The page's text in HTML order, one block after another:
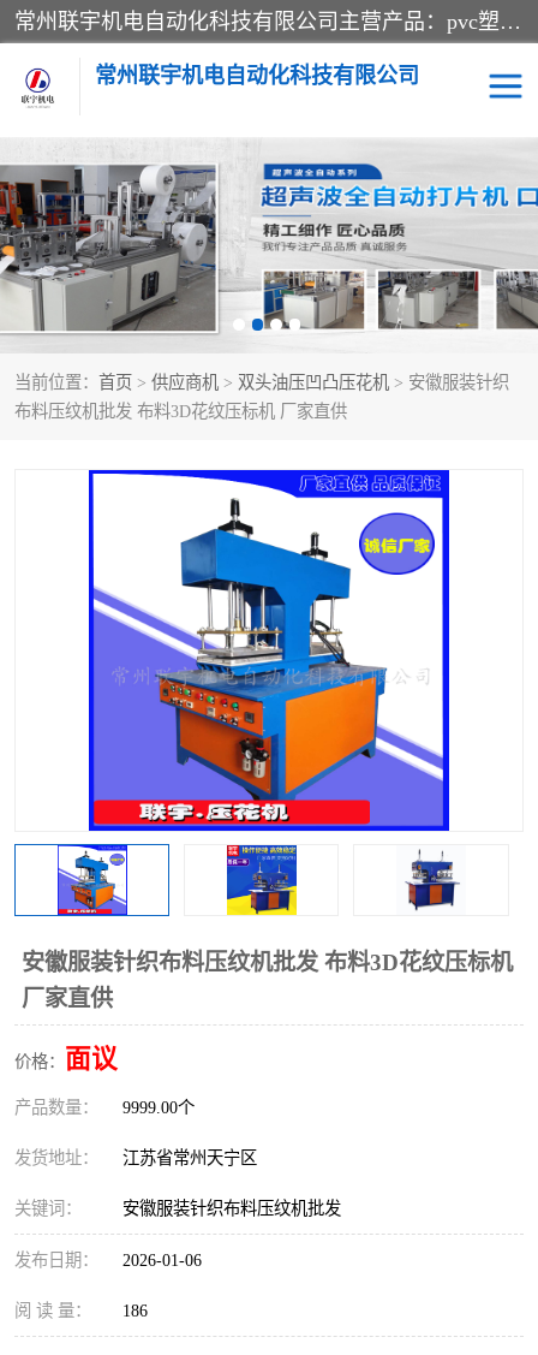
常州联宇机电自动化科技有限公司主营产品：pvc塑料焊机、高频热合机、软膜天花压边机、服装布料凹凸压花机、布料3d压印设备、服装植胶设备、超声波布料花边机、无纺布热合机、全自动压花机。
常州联宇机电自动化科技有限公司
当前位置： 首页 > 供应商机 > 双头油压凹凸压花机 > 安徽服装针织
布料压纹机批发 布料3D花纹压标机 厂家直供
安徽服装针织布料压纹机批发 布料3D花纹压标机
厂家直供
价格： 面议
产品数量： 9999.00个
发货地址： 江苏省常州天宁区
关键词： 安徽服装针织布料压纹机批发
发布日期： 2026-01-06
阅 读 量： 186
压花定型机以及压花模具 超声波热合机
高频热合机 超声波花边机
超声波复合压花机 凹凸压花机压标机
3040凹凸压花机 双头服装凹凸压花机
自动超声波打片成型机
海绵产品成型机
其他超声波系列